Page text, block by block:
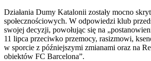
Działania Dumy Katalonii zostały mocno
społecznościowych. W odpowiedzi klub
swojej decyzji, powołując się na
11 lipca przeciwko przemocy, rasizmowi,
w sporcie z późniejszymi zmianami oraz na
obiektów FC Barcelona”.